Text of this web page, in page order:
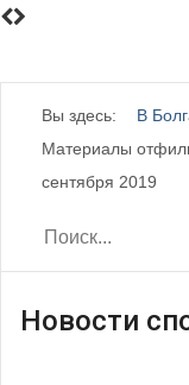
Вы здесь: В
Материалы
сентября 2019
Новости